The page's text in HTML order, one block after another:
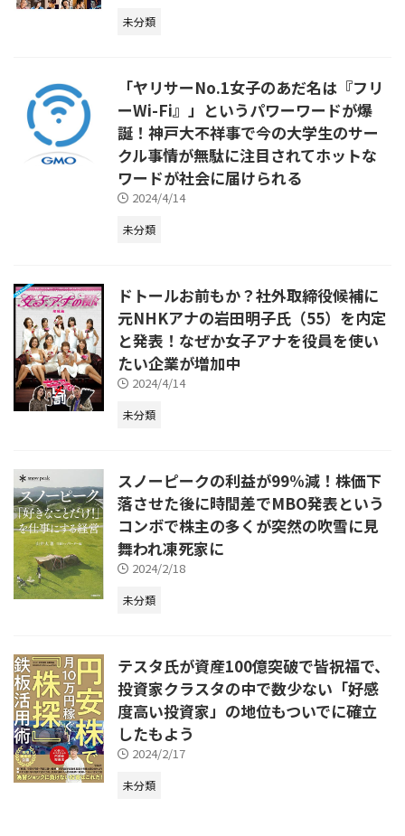
未分類
「ヤリサーNo.1女子のあだ名は『フリ
ーWi-Fi』」というパワーワードが爆
誕！神戸大不祥事で今の大学生のサー
クル事情が無駄に注目されてホットな
ワードが社会に届けられる
2024/4/14
未分類
ドトールお前もか？社外取締役候補に
元NHKアナの岩田明子氏（55）を内定
と発表！なぜか女子アナを役員を使い
たい企業が増加中
2024/4/14
未分類
スノーピークの利益が99%減！株価下
落させた後に時間差でMBO発表という
コンボで株主の多くが突然の吹雪に見
舞われ凍死家に
2024/2/18
未分類
テスタ氏が資産100億突破で皆祝福で、
投資家クラスタの中で数少ない「好感
度高い投資家」の地位もついでに確立
したもよう
2024/2/17
未分類